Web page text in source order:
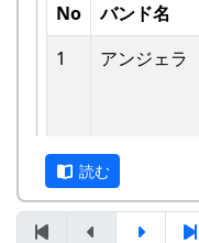
田んぼの真ん中で
ンドメンバーで分
他のバンドに目茶
しばらくメンバー
かけごはん”や“卵
楽やっててよかっ
～。 (ポン四郎）
5
棚⽥のイネ
7
棚⽥の⾵
この町で
No バンド名
1
アンジェラ
- アンジェラ
読む